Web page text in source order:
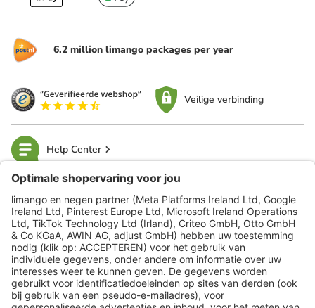
6.2 million limango packages per year
Veilige verbinding
Help Center
limango
Veilig winkelen
Klantenservice
Shop